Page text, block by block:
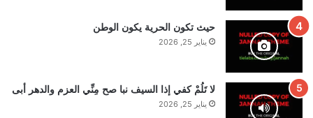
حيث تكون الحرية يكون الوطن
يناير 25, 2026
لا تَلُمْ كفي إذا السيف نبا صح مِنِّي العزم والدهر أبى
يناير 25, 2026